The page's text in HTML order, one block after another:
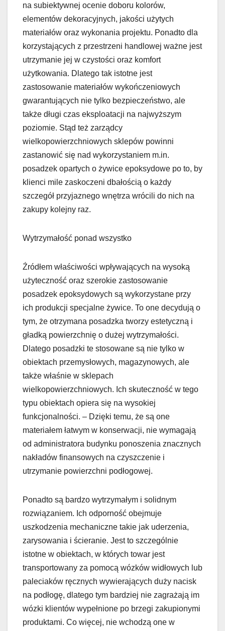
na subiektywnej ocenie doboru kolorów,
elementów dekoracyjnych, jakości użytych
materiałów oraz wykonania projektu. Ponadto dla
korzystających z przestrzeni handlowej ważne jest
utrzymanie jej w czystości oraz komfort
użytkowania. Dlatego tak istotne jest
zastosowanie materiałów wykończeniowych
gwarantujących nie tylko bezpieczeństwo, ale
także długi czas eksploatacji na najwyższym
poziomie. Stąd też zarządcy
wielkopowierzchniowych sklepów powinni
zastanowić się nad wykorzystaniem m.in.
posadzek opartych o żywice epoksydowe po to, by
klienci mile zaskoczeni dbałością o każdy
szczegół przyjaznego wnętrza wrócili do nich na
zakupy kolejny raz.
Wytrzymałość ponad wszystko
Źródłem właściwości wpływających na wysoką
użyteczność oraz szerokie zastosowanie
posadzek epoksydowych są wykorzystane przy
ich produkcji specjalne żywice. To one decydują o
tym, że otrzymana posadzka tworzy estetyczną i
gładką powierzchnię o dużej wytrzymałości.
Dlatego posadzki te stosowane są nie tylko w
obiektach przemysłowych, magazynowych, ale
także właśnie w sklepach
wielkopowierzchniowych. Ich skuteczność w tego
typu obiektach opiera się na wysokiej
funkcjonalności. – Dzięki temu, że są one
materiałem łatwym w konserwacji, nie wymagają
od administratora budynku ponoszenia znacznych
nakładów finansowych na czyszczenie i
utrzymanie powierzchni podłogowej.
Ponadto są bardzo wytrzymałym i solidnym
rozwiązaniem. Ich odporność obejmuje
uszkodzenia mechaniczne takie jak uderzenia,
zarysowania i ścieranie. Jest to szczególnie
istotne w obiektach, w których towar jest
transportowany za pomocą wózków widłowych lub
paleciaków ręcznych wywierających duży nacisk
na podłogę, dlatego tym bardziej nie zagrażają im
wózki klientów wypełnione po brzegi zakupionymi
produktami. Co więcej, nie wchodzą one w